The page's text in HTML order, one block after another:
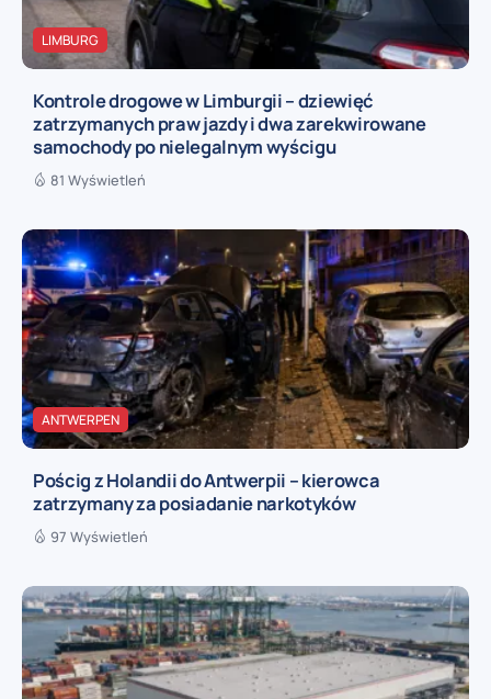
LIMBURG
Kontrole drogowe w Limburgii – dziewięć
zatrzymanych praw jazdy i dwa zarekwirowane
samochody po nielegalnym wyścigu
81 Wyświetleń
ANTWERPEN
Pościg z Holandii do Antwerpii – kierowca
zatrzymany za posiadanie narkotyków
97 Wyświetleń